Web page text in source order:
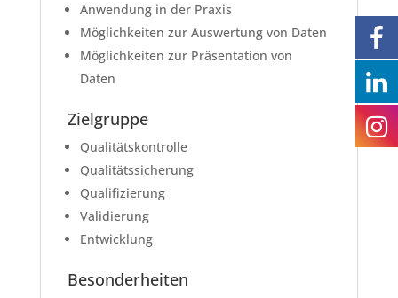
Anwendung in der Praxis
Möglichkeiten zur Auswertung von Daten
Möglichkeiten zur Präsentation von
Daten
Zielgruppe
Qualitätskontrolle
Qualitätssicherung
Qualifizierung
Validierung
Entwicklung
Besonderheiten